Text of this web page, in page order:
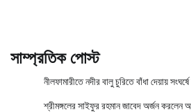
সাম্প্রতিক পোস্ট
নীলফামারীতে নদীর বালু চুরিতে বাঁধা দেয়ায়
শ্রীমঙ্গলের সাইফুর রহমান জাবেদ অর্জন করলেন